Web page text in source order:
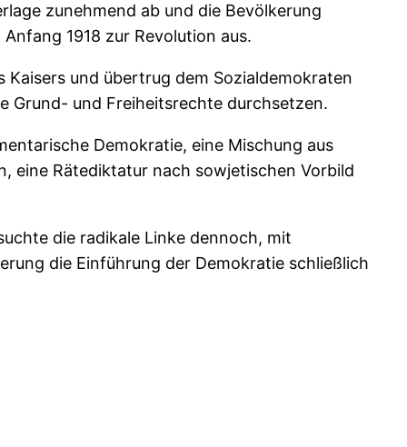
zunehmend ab und die Bevölkerung
1918 zur Revolution aus.
und übertrug dem Sozialdemokraten
Grund- und Freiheitsrechte durchsetzen.
Demokratie, eine Mischung aus
eine Rätediktatur nach sowjetischen Vorbild
die radikale Linke dennoch, mit
die Einführung der Demokratie schließlich